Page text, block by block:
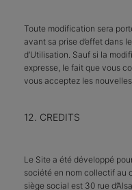
Toute modification sera
avant sa prise d’effet dans
d’Utilisation. Sauf si la
expresse, le fait que vous
vous acceptez les
12. CREDITS
Le Site a été développé
société en nom collectif au
siège social est 30 rue